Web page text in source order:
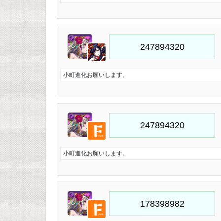
小町進化お願いします。
小町進化お願いします。